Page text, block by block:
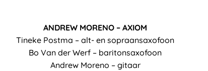
ANDREW MORENO – AXIOM
Tineke Postma – alt- en sopraansaxofoon
Bo Van der Werf – baritonsaxofoon
Andrew Moreno – gitaar